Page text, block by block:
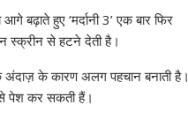
बढ़ाते हुए ‘मर्दानी 3’ एक बार फिर
स्क्रीन से हटने देती है।
अंदाज़ के कारण अलग पहचान बनाती है।
से पेश कर सकती हैं।